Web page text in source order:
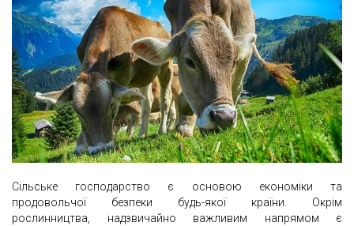
Сільське господарство є основою економіки та
продовольчої безпеки будь-якої країни. Окрім
рослинництва, надзвичайно важливим напрямом є